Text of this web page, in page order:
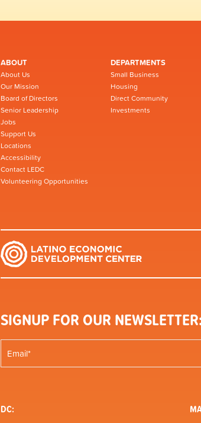
ABOUT
About Us
Our Mission
Board of Directors
Senior Leadership
Jobs
Support Us
Locations
Accessibility
Contact LEDC
Volunteering Opportunities
DEPARTMENTS
Small Business
Housing
Direct Community
Investments
SIGNUP FOR OUR
DC: